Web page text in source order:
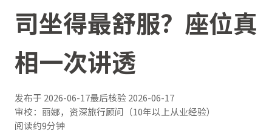
司坐得最舒服？座位真
相一次讲透
发布于 2026-06-17最后核验2026-06-17
审校：丽娜，资深旅行顾问（10年以上从业经验）
阅读约9分钟